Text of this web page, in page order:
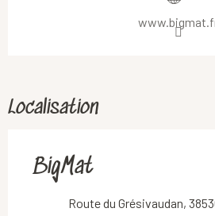
Localisation
BigMat
Route du Grésivaudan,